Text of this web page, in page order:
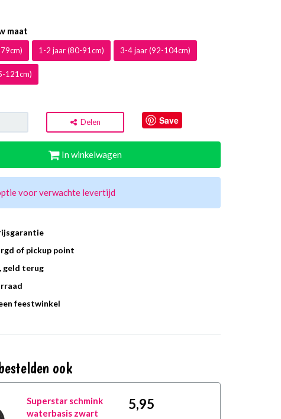
maat
1-2 jaar (80-91cm) 3-4 jaar (92-104cm)
121cm)
Delen Save
In winkelwagen
voor verwachte levertijd
of pickup point
geld terug
feestwinkel
ook
Superstar schmink
waterbasis zwart
5,95